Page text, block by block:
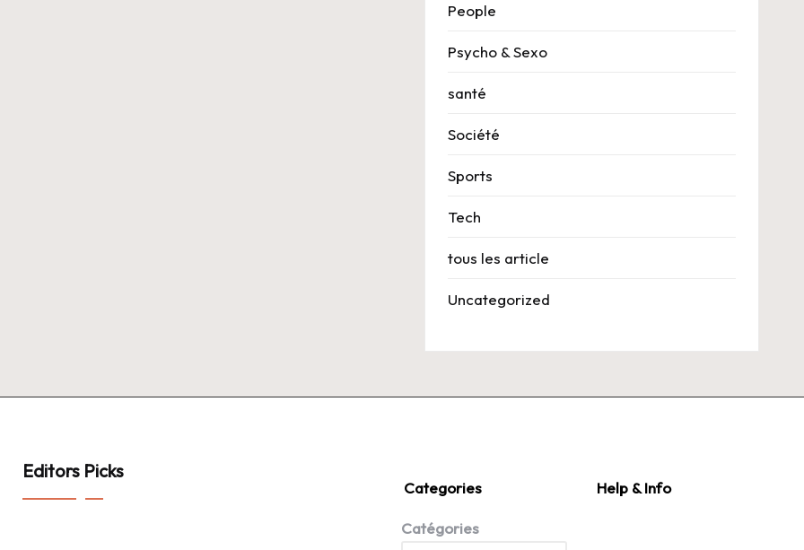
People
Psycho & Sexo
santé
Société
Sports
Tech
tous les article
Uncategorized
Editors Picks
Categories
Catégories
Help & Info